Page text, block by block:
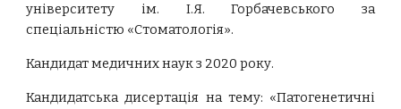
університету ім. І.Я. Горбачевського за
спеціальністю «Стоматологія».
Кандидат медичних наук з 2020 року.
Кандидатська дисертація на тему: «Патогенетичні